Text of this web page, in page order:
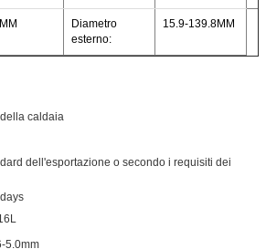
Diametro
esterno:
15.9-139.8MM
caldaia
dell'esportazione o secondo i requisiti dei
5.0mm